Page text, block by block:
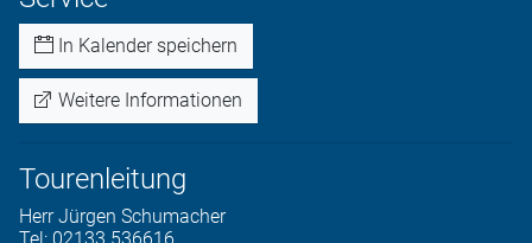
In Kalender speichern
Weitere Informationen
Tourenleitung
Herr Jürgen Schumacher